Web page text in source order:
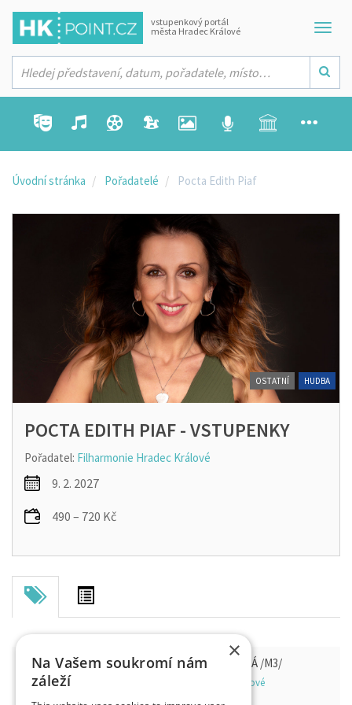
vstupenkový portál
města Hradec Králové
Úvodní stránka Pořadatelé Pocta Edith Piaf
POCTA EDITH PIAF - VSTUPENKY
Pořadatel: Filharmonie Hradec Králové
9. 2. 2027
490 – 720 Kč
OSTATNÍ HUDBA
POCTA EDITH PIAF - KONCERTNÍ ŘADA MODRÁ /M3/
Filharmonie Hradec Králové - sál, 500 03 Hradec Králové
×
Na Vašem soukromí nám
záleží